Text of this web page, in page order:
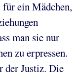
für ein Mädchen,
man sie nur
zu erpressen.
der Justiz. Die